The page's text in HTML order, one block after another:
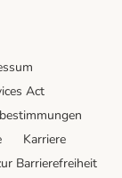
Act
Karriere
Barrierefreiheit